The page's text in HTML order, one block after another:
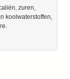
zuren,
koolwaterstoffen,